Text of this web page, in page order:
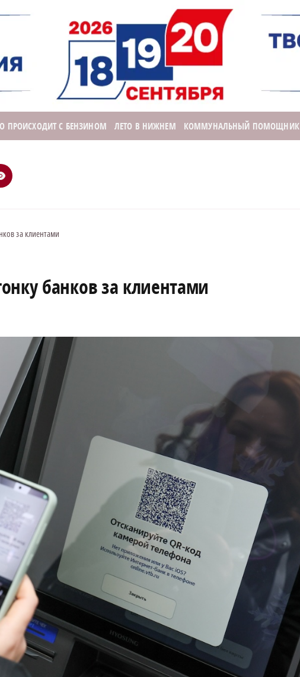
ПРОИСХОДИТ С БЕНЗИНОМ ЛЕТО В НИЖНЕМ КОММУНАЛЬНЫЙ ПОМОЩНИК
за клиентами
банков за клиентами